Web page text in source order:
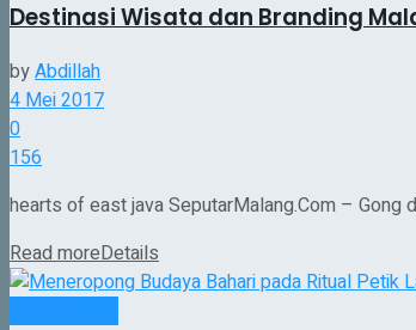
Destinasi Wisata dan Branding
byAbdillah
4 Mei 2017
0
156
hearts of east java SeputarMalang.Com – Gong
Read moreDetails